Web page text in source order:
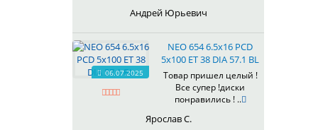
528
529
530
531
Андрей Юрьевич
06.07.2025
NEO 654 6.5x16 PCD
5x100 ET 38 DIA 57.1 BL
Товар пришел целый !
Все супер !диски
понравились ! ..
Ярослав С.